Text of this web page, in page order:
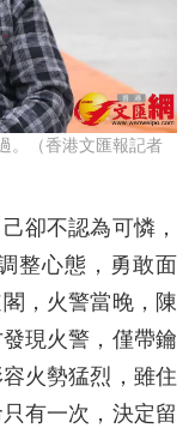
。（香港文匯報記者
卻不認為可憐，
整心態，勇敢面
，火警當晚，陳
現火警，僅帶鑰
火勢猛烈，雖住
有一次，決定留